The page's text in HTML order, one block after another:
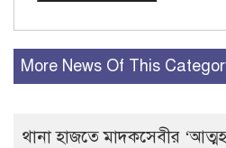
More News Of This
থানা হাজতে মাদকসেবীর